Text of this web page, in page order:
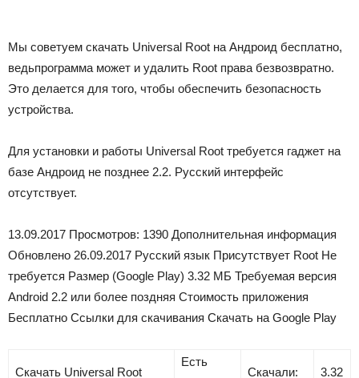
Мы советуем скачать Universal Root на Андроид бесплатно,
ведьпрограмма может и удалить Root права безвозвратно.
Это делается для того, чтобы обеспечить безопасность
устройства.
Для установки и работы Universal Root требуется гаджет на
базе Андроид не позднее 2.2. Русский интерфейс
отсутствует.
13.09.2017 Просмотров: 1390 Дополнительная информация
Обновлено 26.09.2017 Русский язык Присутствует Root Не
требуется Размер (Google Play) 3.32 МБ Требуемая версия
Android 2.2 или более поздняя Стоимость приложения
Бесплатно Ссылки для скачивания Скачать на Google Play
Скачать Universal Root
Есть
Скачали:
3.32